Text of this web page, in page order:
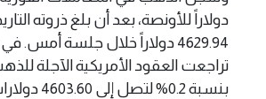
دولاراً للأونصة، بعد أن بلغ ذروته
4629.94 دولاراً خلال جلسة أمس.
تراجعت العقود الأمريكية الآجلة
بنسبة 0.2% لتصل إلى 4603.60 دولارات للأونصة.